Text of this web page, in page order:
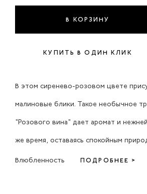
В КОРЗИНУ
КУПИТЬ В ОДИН КЛИК
В этом сиренево-розовом цвете
малиновые блики. Такое необычное
"Розового вина" дает аромат и
же время, оставаясь спокойным
Влюбленность ПОДРОБНЕЕ >